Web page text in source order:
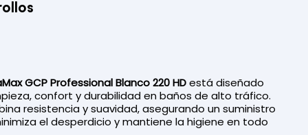
GCP Professional Blanco 220 HDestá diseñado
confort y durabilidad en baños de alto tráfico.
resistencia y suavidad, asegurando un suministro
el desperdicio y mantiene la higiene en todo